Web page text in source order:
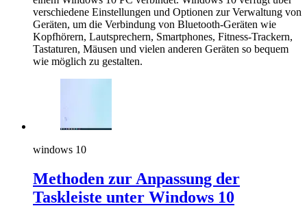
verschiedene Einstellungen und Optionen zur Verwaltung von
Geräten, um die Verbindung von Bluetooth-Geräten wie
Kopfhörern, Lautsprechern, Smartphones, Fitness-Trackern,
Tastaturen, Mäusen und vielen anderen Geräten so bequem
wie möglich zu gestalten.
windows 10
Methoden zur Anpassung der
Taskleiste unter Windows 10